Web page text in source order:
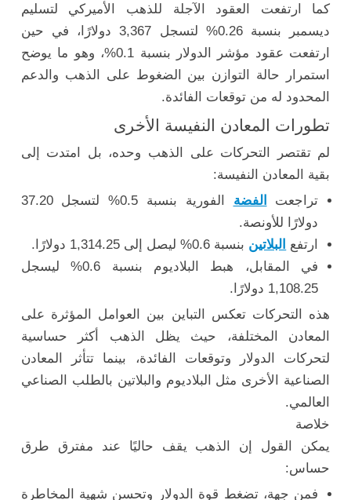
كما ارتفعت العقود الآجلة للذهب الأميركي لتسليم
ديسمبر بنسبة 0.26% لتسجل 3,367 دولارًا، في حين
ارتفعت عقود مؤشر الدولار بنسبة 0.1%، وهو ما يوضح
استمرار حالة التوازن بين الضغوط على الذهب والدعم
المحدود له من توقعات الفائدة.
تطورات المعادن النفيسة الأخرى
لم تقتصر التحركات على الذهب وحده، بل امتدت إلى
بقية المعادن النفيسة:
تراجعت
الفضة
الفورية بنسبة 0.5% لتسجل 37.20
دولارًا للأونصة.
ارتفع البلاتين بنسبة 0.6% ليصل إلى 1,314.25 دولارًا.
في المقابل، هبط البلاديوم بنسبة 0.6% ليسجل
1,108.25 دولارًا.
هذه التحركات تعكس التباين بين العوامل المؤثرة على
المعادن المختلفة، حيث يظل الذهب أكثر حساسية
لتحركات الدولار وتوقعات الفائدة، بينما تتأثر المعادن
الصناعية الأخرى مثل البلاديوم والبلاتين بالطلب الصناعي
العالمي.
خلاصة
يمكن القول إن الذهب يقف حاليًا عند مفترق طرق
حساس:
فمن جهة، تضغط قوة الدولار وتحسن شهية المخاطرة